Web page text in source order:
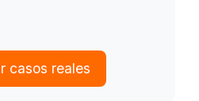
casos reales